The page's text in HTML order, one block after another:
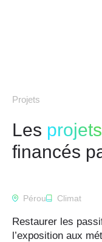
Projets
Les projets
financés
Pérou Climat
Restaurer les
l’exposition aux